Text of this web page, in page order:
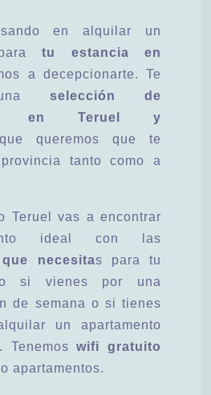
en alquilar un
tu estancia en
a decepcionarte. Te
una selección de
en Teruel y
queremos que te
tanto como a
Teruel vas a encontrar
ideal con las
necesitas para tu
si vienes por una
de semana o si tienes
un apartamento
Tenemoswifi gratuito
apartamentos.